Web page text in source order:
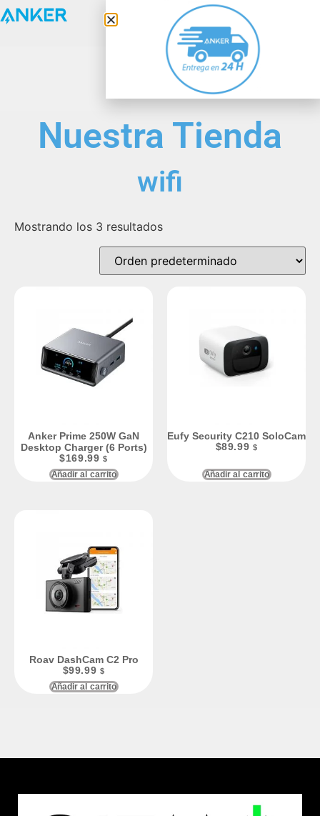
Nuestra Tienda
wifi
Mostrando los 3 resultados
Anker Prime 250W GaN
Desktop Charger (6 Ports)
$169.99 $
Añadir al carrito
Eufy Security C210 SoloCam
$89.99 $
Añadir al carrito
Roav DashCam C2 Pro
$99.99 $
Añadir al carrito